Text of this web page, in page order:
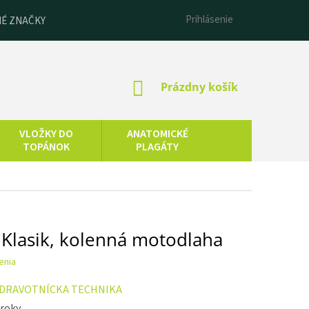
ZNAČKY Prihlásenie
NÁKUPNÝ
Prázdny košík
VLOŽKY DO
TOPÁNOK
ANATOMICKÉ
PLAGÁTY
OLEJE
kolenná motodlaha
TECHNIKA